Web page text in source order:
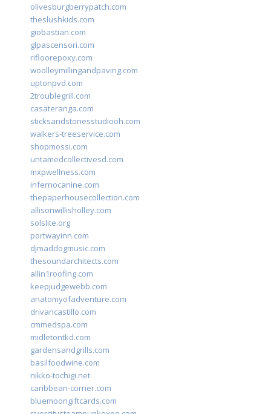
olivesburgberrypatch.com
theslushkids.com
giobastian.com
glpascensori.com
rifloorepoxy.com
woolleymillingandpaving.com
uptonpvd.com
2troublegrill.com
casateranga.com
sticksandstonesstudiooh.com
walkers-treeservice.com
shopmossi.com
untamedcollectivesd.com
mxpwellness.com
infernocanine.com
thepaperhousecollection.com
allisonwillisholley.com
solslite.org
portwayinn.com
djmaddogmusic.com
thesoundarchitects.com
allin1roofing.com
keepjudgewebb.com
anatomyofadventure.com
drivancastillo.com
cmmedspa.com
midletontkd.com
gardensandgrills.com
basilfoodwine.com
nikko-tochigi.net
caribbean-corner.com
bluemoongiftcards.com